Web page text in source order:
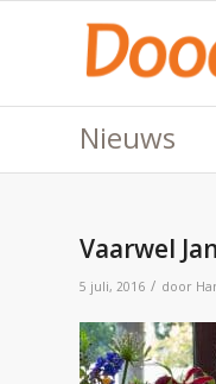
Nieuws
Vaarwel
5 juli, 2016 / door